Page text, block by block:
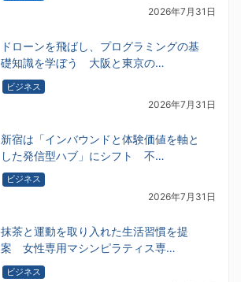
2026年7月31日
ドローンを飛ばし、プログラミングの基
礎知識を学ぼう 大阪と東京の…
ビジネス
2026年7月31日
新宿は「インバウンドと体験価値を軸と
した発信型ハブ」にシフト 不…
ビジネス
2026年7月31日
抹茶と運動を取り入れた生活習慣を提
案 女性専用マシンピラティス専…
ビジネス